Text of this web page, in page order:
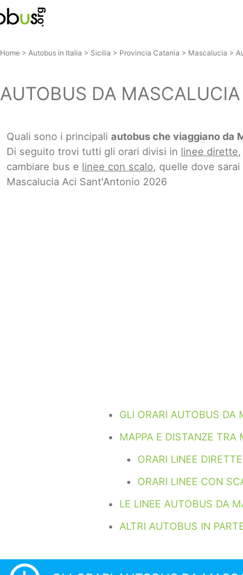
Home> Autobus in Italia > Sicilia > Provincia Catania > Mascalucia >
AUTOBUS DA
Quali sono i principali autobus che viaggiano da
Di seguito trovi tutti gli orari divisi in linee dirette
cambiare bus e linee con scalo, quelle dove
Mascalucia Aci Sant'Antonio 2026
GLI ORARI AUTOBUS DA
MAPPA E DISTANZE TRA
ORARI LINEE DIRETTE
ORARI LINEE CON
LE LINEE AUTOBUS DA
ALTRI AUTOBUS IN